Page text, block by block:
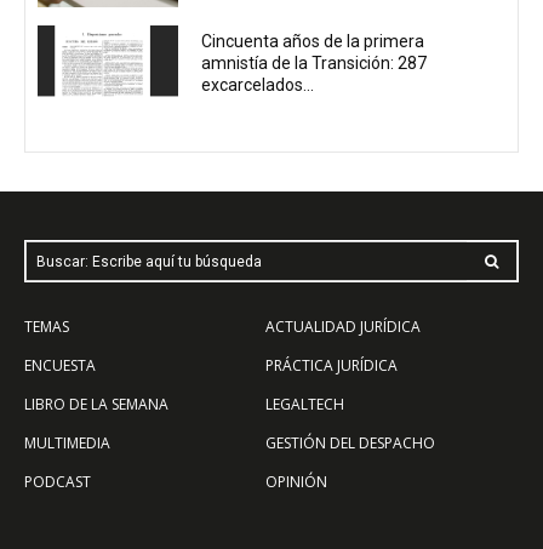
Cincuenta años de la primera
amnistía de la Transición: 287
excarcelados...
Buscar: Escribe aquí tu búsqueda
TEMAS
ENCUESTA
LIBRO DE LA SEMANA
MULTIMEDIA
PODCAST
ACTUALIDAD JURÍDICA
PRÁCTICA JURÍDICA
LEGALTECH
GESTIÓN DEL DESPACHO
OPINIÓN